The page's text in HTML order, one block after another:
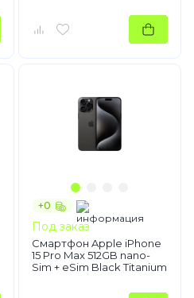
+0
Под заказ
Смартфон Apple iPhone
15 Pro Max 512GB nano-
Sim + eSim Black Titanium